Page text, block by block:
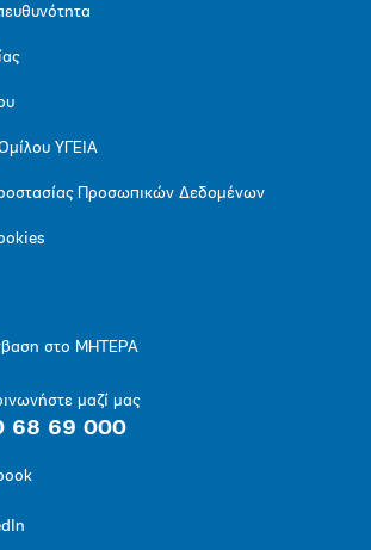
ΥΓΕΙΑ
Προσωπικών Δεδομένων
στο ΜΗΤΕΡΑ
μαζί μας
68 69 000